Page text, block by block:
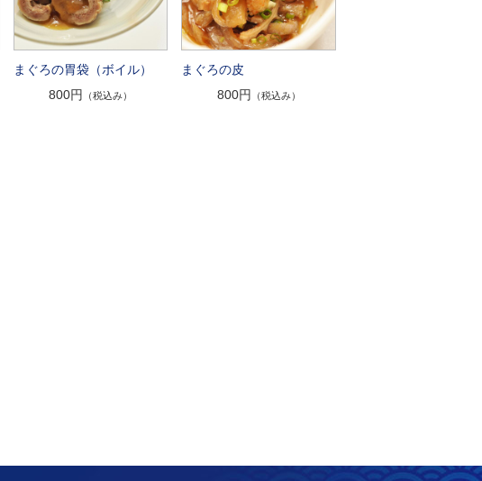
まぐろの胃袋（ボイル）
800円
（税込み）
まぐろの皮
800円
（税込み）